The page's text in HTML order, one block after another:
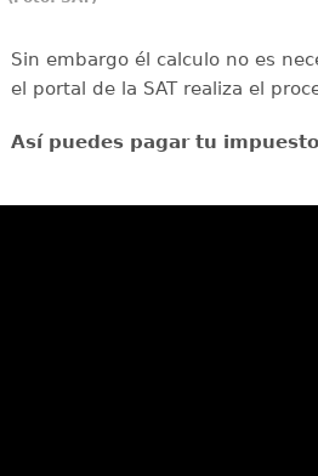
Sin embargo él calculo no es
el portal de la SAT realiza el
Así puedes pagar tu